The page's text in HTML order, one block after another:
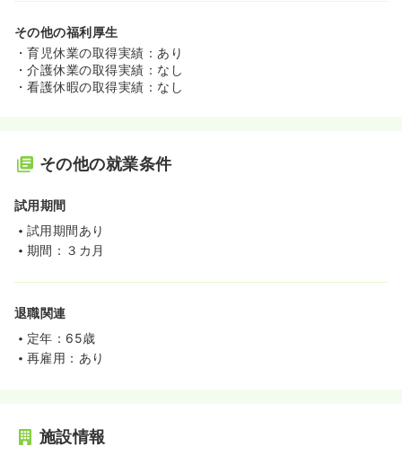
その他の福利厚生
・育児休業の取得実績：あり
・介護休業の取得実績：なし
・看護休暇の取得実績：なし
その他の就業条件
試用期間
試用期間あり
期間：３カ月
退職関連
定年：65歳
再雇用：あり
施設情報